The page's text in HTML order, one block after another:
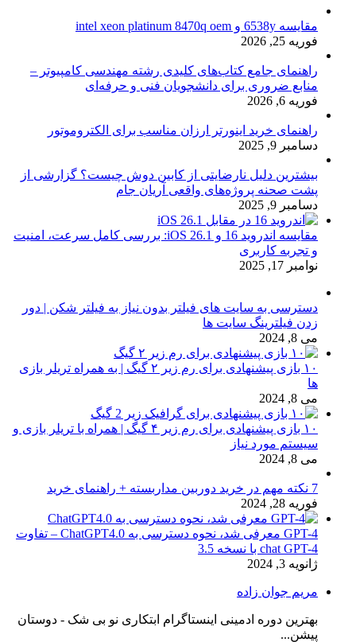
مقایسه 6538y و intel xeon platinum 8470q oem
فوریه 25, 2026
راهنمای جامع کتاب‌های کلیدی رشته مهندسی کامپیوتر –
منابع ضروری برای دانشجویان فنی و حرفه‌ای
فوریه 6, 2026
راهنمای خرید اینورتر ارزان مناسب برای الکتروموتور
دسامبر 9, 2025
بیشترین دلیل نارضایتی از کابین دوش چیست؟ گزارشی از
پشت صحنه پروژه‌های واقعی آریان جام
دسامبر 9, 2025
مقایسه اندروید 16 و iOS 26.1: بررسی کامل سرعت، امنیت
و تجربه کاربری
نوامبر 17, 2025
دسترسی به سایت های فیلتر بدون نیاز به فیلتر شکن | دور
زدن فیلترینگ سایت ها
می 8, 2024
۱۰ بازی پیشنهادی برای رم زیر ۲ گیگ | به همراه تریلر بازی
ها
می 8, 2024
۱۰ بازی پیشنهادی برای رم زیر ۴ گیگ | همراه با تریلر بازی و
سیستم مورد نیاز
می 8, 2024
7 نکته مهم در خرید دوربین مداربسته + راهنمای خرید
فوریه 28, 2024
GPT-4 معرفی شد، نحوه دسترسی به ChatGPT4.0 – تفاوت
chat GPT-4 با نسخه 3.5
ژانویه 3, 2024
مریم جوان زاده
بهترین دوره ادمینی اینستاگرام ابتکاری نو بی شک - دوستان
پیشن...